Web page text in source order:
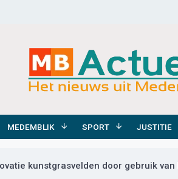
MEDEMBLIK SPORT JUSTITIE
kunstgrasvelden door gebruik